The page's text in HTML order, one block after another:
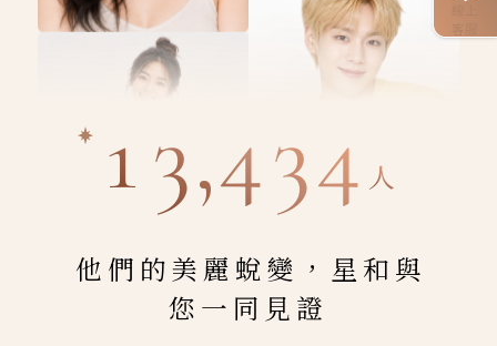
客服
13,434 人
他們的美麗蛻變，星和與
您一同見證